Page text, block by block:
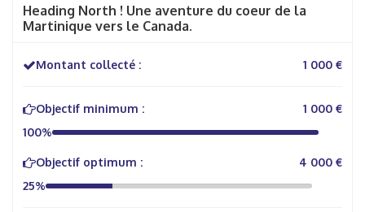
Heading North ! Une aventure du coeur de la
Martinique vers le Canada.
Montant collecté : 1 000 €
Objectif minimum :
1 000 €
100%
Objectif optimum :
4 000 €
25%